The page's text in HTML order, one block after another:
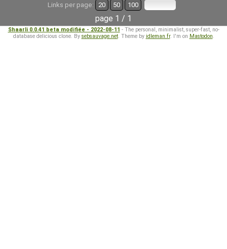
Links per page: 20 50 100
page 1 / 1
Shaarli 0.0.41 beta modifiée - 2022-08-11 - The personal, minimalist, super-fast, no-
database delicious clone. By sebsauvage.net. Theme by idleman.fr. I'm on Mastodon.